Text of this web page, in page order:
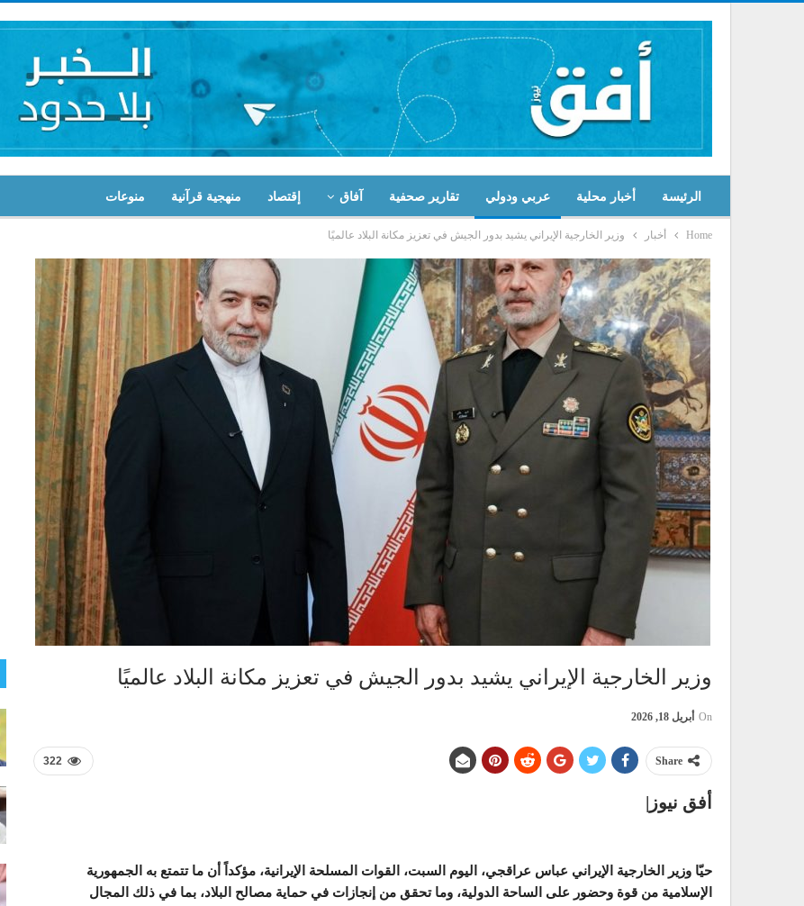
الرئيسة أخبار محلية عربي ودولي تقارير صحفية آفاق إقتصاد منهجية قرآنية منوعات
Home أخبار وزير الخارجية الإيراني يشيد بدور الجيش في تعزيز مكانة البلاد عالميًا
وزير الخارجية الإيراني يشيد بدور الجيش في تعزيز مكانة البلاد عالميًا
On أبريل 18, 2026
322 Share
أفق نيوز|
حيّا وزير الخارجية الإيراني عباس عراقجي، اليوم السبت، القوات المسلحة الإيرانية، مؤكداً أن ما تتمتع به الجمهورية
الإسلامية من قوة وحضور على الساحة الدولية، وما تحقق من إنجازات في حماية مصالح البلاد، بما في ذلك المجال